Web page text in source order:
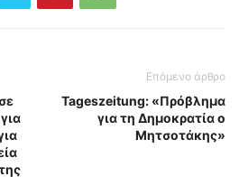
Επόμενο άρθρο
Tageszeitung: «Πρόβλημα
για τη Δημοκρατία ο
Μητσοτάκης»